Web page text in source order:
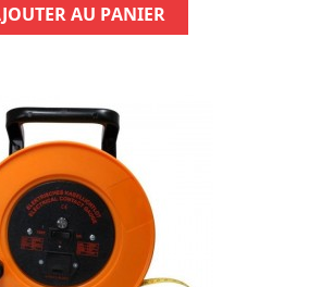
AU PANIER